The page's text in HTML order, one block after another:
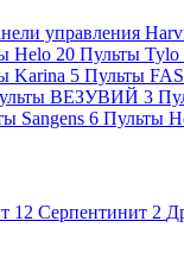
управления
Helo 20 Пульты Tylo
Karina 5 Пульты
ВЕЗУВИЙ 3
Sangens 6 Пульты
12 Серпентинит 2